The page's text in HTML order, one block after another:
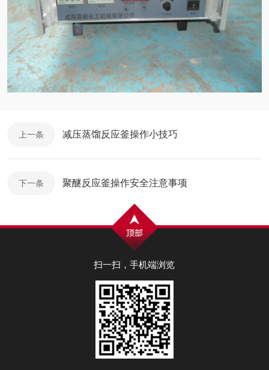
上一条 减压蒸馏反应釜操作小技巧
下一条 聚醚反应釜操作安全注意事项
扫一扫，手机端浏览